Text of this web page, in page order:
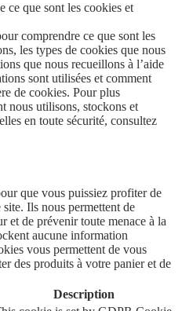
ce que sont les cookies et
comprendre ce que sont les
les types de cookies que nous
que nous recueillons à l’aide
sont utilisées et comment
de cookies. Pour plus
nous utilisons, stockons et
en toute sécurité, consultez
que vous puissiez profiter de
Ils nous permettent de
et de prévenir toute menace à la
aucune information
vous permettent de vous
des produits à votre panier et de
Description